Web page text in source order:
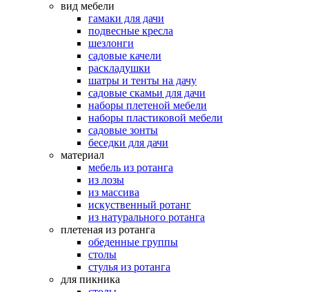
вид мебели
гамаки для дачи
подвесные кресла
шезлонги
садовые качели
раскладушки
шатры и тенты на дачу
садовые скамьи для дачи
наборы плетеной мебели
наборы пластиковой мебели
садовые зонты
беседки для дачи
материал
мебель из ротанга
из лозы
из массива
искуственный ротанг
из натурального ротанга
плетеная из ротанга
обеденные группы
столы
стулья из ротанга
для пикника